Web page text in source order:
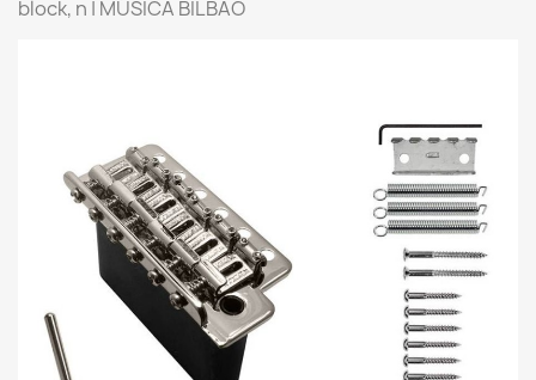
block, n | MÚSICA BILBAO